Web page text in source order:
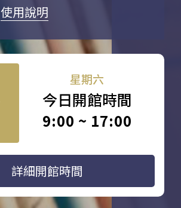
使用說明
星期六
今日開館時間
9:00 ~ 17:00
詳細開館時間